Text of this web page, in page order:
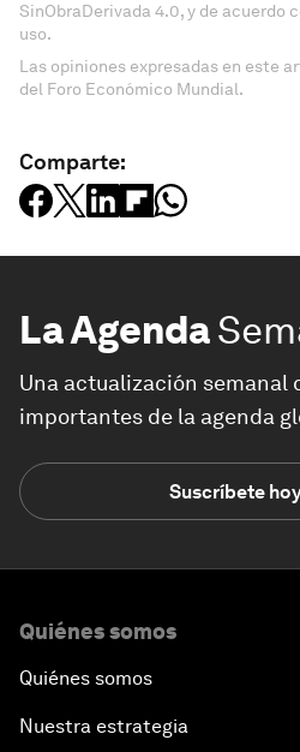
SinObraDerivada 4.0, y de acuerdo
uso.
Las opiniones expresadas en este
del Foro Económico Mundial.
Comparte:
La Agenda
Una actualización semanal
importantes de la agenda
Suscríbete
Quiénes somos
Quiénes somos
Nuestra estrategia